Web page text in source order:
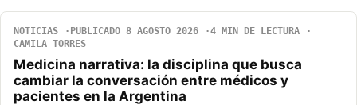
NOTICIAS PUBLICADO 8 AGOSTO 2026
4 MIN DE LECTURA
CAMILA TORRES
Medicina narrativa: la disciplina que busca
cambiar la conversación entre médicos y
pacientes en la Argentina